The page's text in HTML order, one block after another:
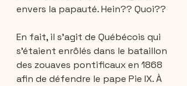
envers la papauté. Hein?? Quoi??
En fait, il s’agit de Québécois qui
s'étaient enrôlés dans le bataillon
des zouaves pontificaux en 1868
afin de défendre le pape Pie IX. À